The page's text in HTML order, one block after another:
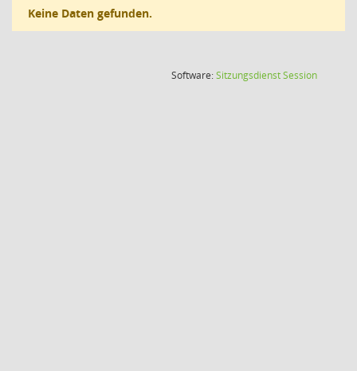
Keine Daten gefunden.
Software:SitzungsdienstSession(Wird in